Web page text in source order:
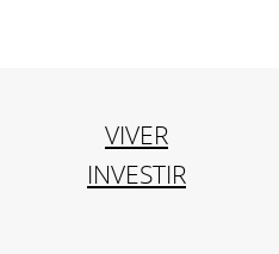
VIVER
INVESTIR